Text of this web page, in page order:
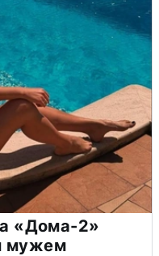
«Дома-2»
мужем